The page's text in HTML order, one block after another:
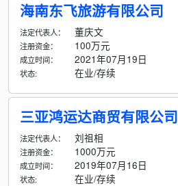
海南东飞旅游有限公司
法定代表人： 董庆文
注册资金： 100万元
成立时间： 2021年07月19日
状态: 在业/存续
三亚鸿运达商贸有限公司
法定代表人： 刘祖相
注册资金： 1000万元
成立时间： 2019年07月16日
状态: 在业/存续